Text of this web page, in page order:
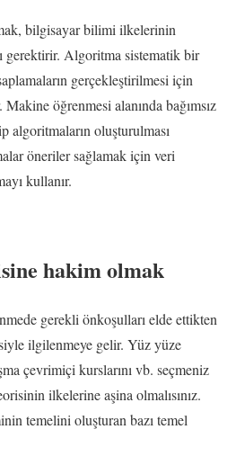
bilgisayar bilimi ilkelerinin
gerektirir. Algoritma sistematik bir
gerçekleştirilmesi için
Makine öğrenmesi alanında bağımsız
algoritmaların oluşturulması
öneriler sağlamak için veri
kullanır.
hakim olmak
gerekli önkoşulları elde ettikten
ilgilenmeye gelir. Yüz yüze
çevrimiçi kurslarını vb. seçmeniz
ilkelerine aşina olmalısınız.
temelini oluşturan bazı temel